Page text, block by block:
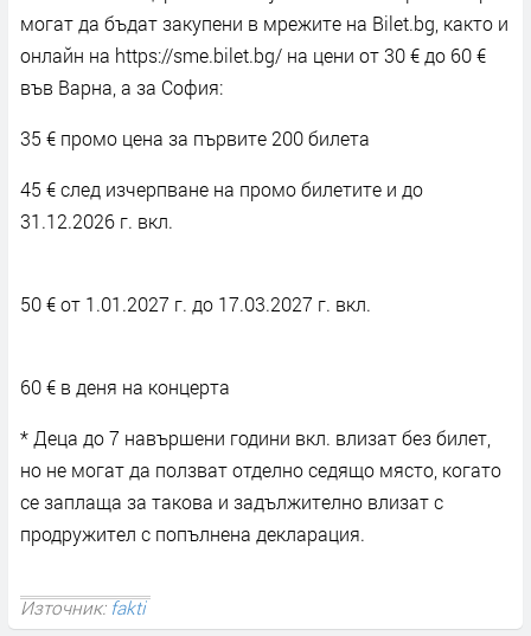
могат да бъдат закупени в мрежите на Bilet.bg, както и
онлайн на https://sme.bilet.bg/ на цени от 30 € до 60 €
във Варна, а за София:
35 € промо цена за първите 200 билета
45 € след изчерпване на промо билетите и до
31.12.2026 г. вкл.
50 € от 1.01.2027 г. до 17.03.2027 г. вкл.
60 € в деня на концерта
* Деца до 7 навършени години вкл. влизат без билет,
но не могат да ползват отделно седящо място, когато
се заплаща за такова и задължително влизат с
продружител с попълнена декларация.
Източник:fakti